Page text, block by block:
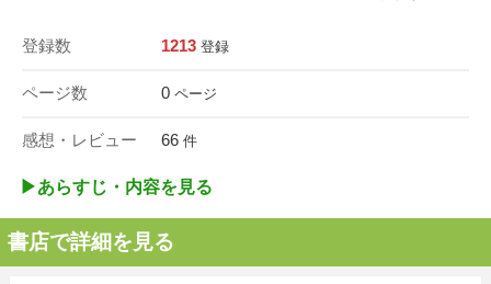
登録数 1213 登録
ページ数 0 ページ
感想・レビュー 66 件
▶︎あらすじ・内容を見る
書店で詳細を見る